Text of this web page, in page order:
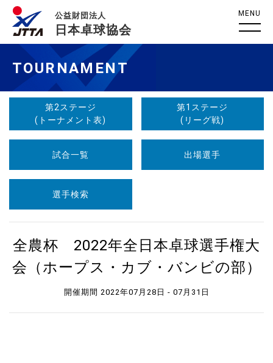
公益財団法人
日本卓球協会
MENU
TOURNAMENT
第2ステージ
(トーナメント表)
第1ステージ
(リーグ戦)
試合一覧 出場選手
選手検索
全農杯 2022年全日本卓球選手権大
会（ホープス・カブ・バンビの部）
開催期間 2022年07月28日 - 07月31日